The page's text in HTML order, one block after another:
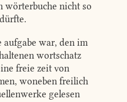
wörterbuche nicht so
war, den im
wortschatz
freie zeit von
woneben freilich
gelesen